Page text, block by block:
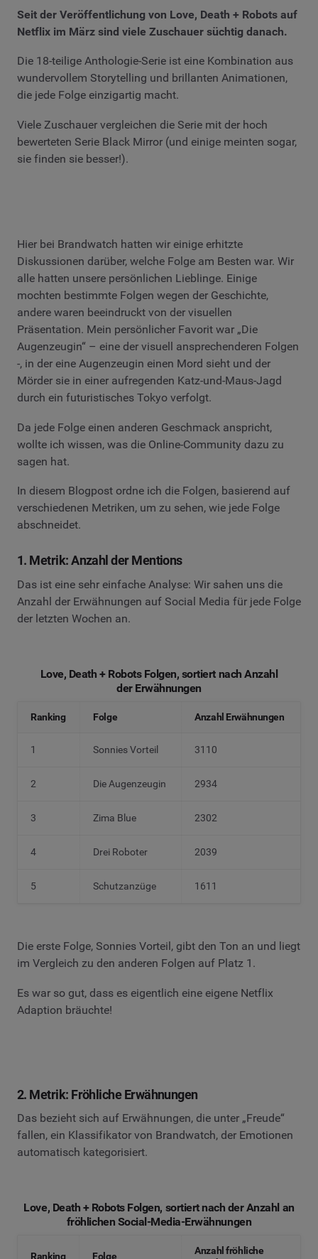
Seit der Veröffentlichung von Love, Death + Robots auf
Netflix im März sind viele Zuschauer süchtig danach.
Die 18-teilige Anthologie-Serie ist eine Kombination aus
wundervollem Storytelling und brillanten Animationen,
die jede Folge einzigartig macht.
Viele Zuschauer vergleichen die Serie mit der hoch
bewerteten Serie Black Mirror (und einige meinten sogar,
sie finden sie besser!).
Hier bei Brandwatch hatten wir einige erhitzte
Diskussionen darüber, welche Folge am Besten war. Wir
alle hatten unsere persönlichen Lieblinge. Einige
mochten bestimmte Folgen wegen der Geschichte,
andere waren beeindruckt von der visuellen
Präsentation. Mein persönlicher Favorit war „Die
Augenzeugin“ – eine der visuell ansprechenderen Folgen
-, in der eine Augenzeugin einen Mord sieht und der
Mörder sie in einer aufregenden Katz-und-Maus-Jagd
durch ein futuristisches Tokyo verfolgt.
Da jede Folge einen anderen Geschmack anspricht,
wollte ich wissen, was die Online-Community dazu zu
sagen hat.
In diesem Blogpost ordne ich die Folgen, basierend auf
verschiedenen Metriken, um zu sehen, wie jede Folge
abschneidet.
1. Metrik: Anzahl der Mentions
Das ist eine sehr einfache Analyse: Wir sahen uns die
Anzahl der Erwähnungen auf Social Media für jede Folge
der letzten Wochen an.
Love, Death + Robots Folgen, sortiert nach Anzahl
der Erwähnungen
Ranking Folge Anzahl Erwähnungen
1 Sonnies Vorteil 3110
2 Die Augenzeugin 2934
3 Zima Blue 2302
4 Drei Roboter 2039
5 Schutzanzüge 1611
Die erste Folge, Sonnies Vorteil, gibt den Ton an und liegt
im Vergleich zu den anderen Folgen auf Platz 1.
Es war so gut, dass es eigentlich eine eigene Netflix
Adaption bräuchte!
2. Metrik: Fröhliche Erwähnungen
Das bezieht sich auf Erwähnungen, die unter „Freude“
fallen, ein Klassifikator von Brandwatch, der Emotionen
automatisch kategorisiert.
Love, Death + Robots Folgen, sortiert nach der Anzahl an
fröhlichen Social-Media-Erwähnungen
Ranking Folge
Anzahl fröhliche